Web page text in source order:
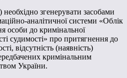
згенерувати засобами
аналітичної системи «Облік
особи до кримінальної
судимості» про притягнення до
відсутність (наявність)
кримінальним
України.